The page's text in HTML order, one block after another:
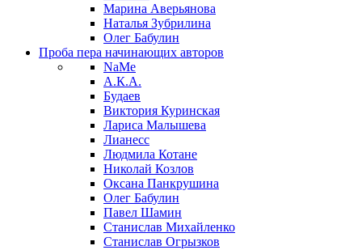
Марина Аверьянова
Наталья Зубрилина
Олег Бабулин
Проба пера начинающих авторов
NaMe
А.К.А.
Будаев
Виктория Куринская
Лариса Малышева
Лианесс
Людмила Котане
Николай Козлов
Оксана Панкрушина
Олег Бабулин
Павел Шамин
Станислав Михайленко
Станислав Огрызков